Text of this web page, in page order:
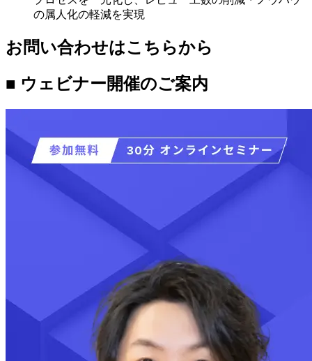
の属人化の軽減を実現
お問い合わせはこちらから
■ ウェビナー開催のご案内